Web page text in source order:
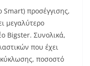
Smart) προσέγγισης,
μεγαλύτερο
Bigster. Συνολικά,
που έχει
ποσοστό